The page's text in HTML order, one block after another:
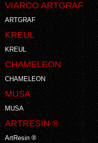
VIARCO ARTGRAF
ARTGRAF
KREUL
KREUL
CHAMELEON
CHAMELEON
MUSA
MUSA
ARTRESIN ®
ArtResin ®